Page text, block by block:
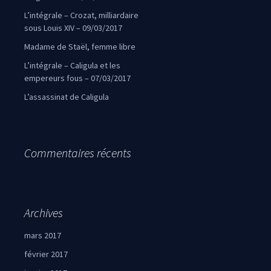
L’intégrale – Crozat, milliardaire
sous Louis XIV – 09/03/2017
Madame de Staël, femme libre
L’intégrale – Caligula et les
empereurs fous – 07/03/2017
L’assassinat de Caligula
Commentaires récents
Archives
mars 2017
février 2017